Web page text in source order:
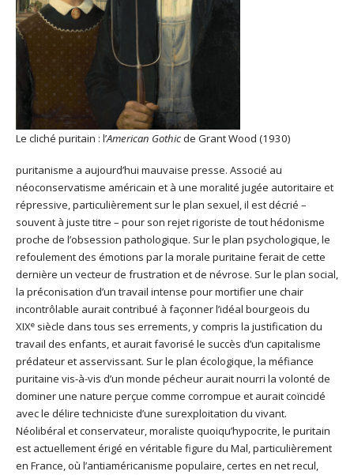
Le cliché puritain : l’American Gothicde Grant Wood (1930)
puritanisme a aujourd’hui mauvaise presse. Associé au
néoconservatisme américain et à une moralité jugée autoritaire et
répressive, particulièrement sur le plan sexuel, il est décrié –
souvent à juste titre – pour son rejet rigoriste de tout hédonisme
proche de l’obsession pathologique. Sur le plan psychologique, le
refoulement des émotions par la morale puritaine ferait de cette
dernière un vecteur de frustration et de névrose. Sur le plan social,
la préconisation d’un travail intense pour mortifier une chair
incontrôlable aurait contribué à façonner l’idéal bourgeois du
XIXe siècle dans tous ses errements, y compris la justification du
travail des enfants, et aurait favorisé le succès d’un capitalisme
prédateur et asservissant. Sur le plan écologique, la méfiance
puritaine vis-à-vis d’un monde pécheur aurait nourri la volonté de
dominer une nature perçue comme corrompue et aurait coïncidé
avec le délire techniciste d’une surexploitation du vivant.
Néolibéral et conservateur, moraliste quoiqu’hypocrite, le puritain
est actuellement érigé en véritable figure du Mal, particulièrement
en France, où l’antiaméricanisme populaire, certes en net recul,